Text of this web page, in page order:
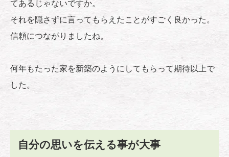
てあるじゃないですか。
それを隠さずに言ってもらえたことがすごく良かった。
信頼につながりましたね。
何年もたった家を新築のようにしてもらって期待以上で
した。
自分の思いを伝える事が大事